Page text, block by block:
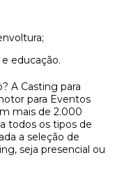
e educação.
A Casting para
para Eventos
mais de 2.000
todos os tipos de
a seleção de
seja presencial ou